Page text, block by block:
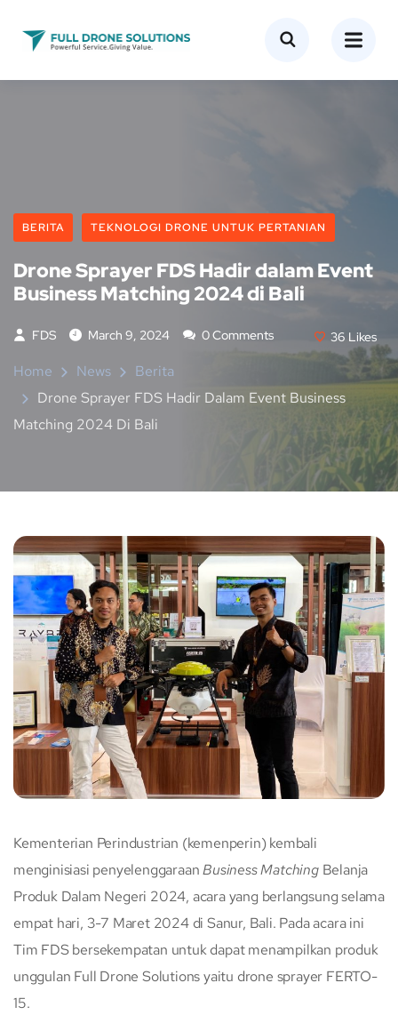
BERITA TEKNOLOGI DRONE UNTUK PERTANIAN
Drone Sprayer FDS Hadir dalam Event
Business Matching 2024 di Bali
FDS March 9, 2024 0 Comments 36 Likes
Home News
Berita
Drone Sprayer FDS Hadir Dalam Event Business
Matching 2024 Di Bali
Kementerian Perindustrian (kemenperin) kembali
menginisiasi penyelenggaraanBusiness MatchingBelanja
Produk Dalam Negeri 2024, acara yang berlangsung selama
empat hari, 3-7 Maret 2024 di Sanur, Bali. Pada acara ini
Tim FDS bersekempatan untuk dapat menampilkan produk
unggulan Full Drone Solutions yaitu drone sprayer FERTO-
15.